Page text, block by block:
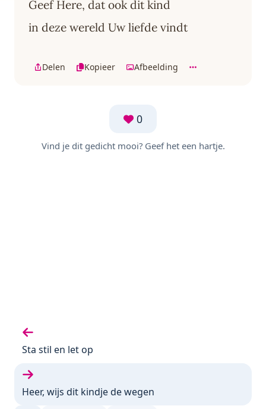
Geef Here, dat ook dit kind
in deze wereld Uw liefde vindt
Delen Kopieer Afbeelding
0
Vind je dit gedicht mooi? Geef het een hartje.
Vorige gedicht:
Sta stil en let op
Volgende gedicht:
Heer, wijs dit kindje de wegen